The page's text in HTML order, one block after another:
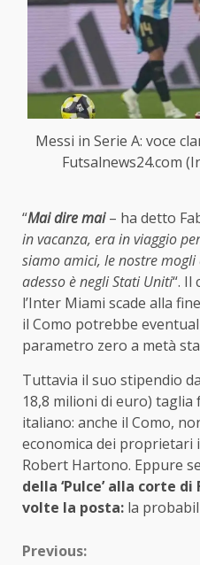
Messi in Serie A: voce
Futsalnews24.com
“Mai dire mai– ha detto
in vacanza, era in viaggio
siamo amici, le nostre
adesso è negli Stati Uniti“. Il
l’Inter Miami scade alla
il Como potrebbe
parametro zero a metà
Tuttavia il suo stipendio
18,8 milioni di euro) taglia
italiano: anche il Como,
economica dei proprietari
Robert Hartono. Eppure
della ‘Pulce’ alla corte
volte la posta: la
Continue
Previous: